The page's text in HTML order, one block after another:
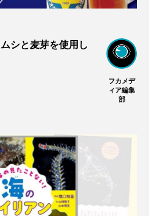
シと麦芽を使用し
フカメデ
ィア編集
部